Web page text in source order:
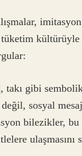
tüketim
takı gibi
değil, sosyal
bilezikler, bu
ulaşmasını